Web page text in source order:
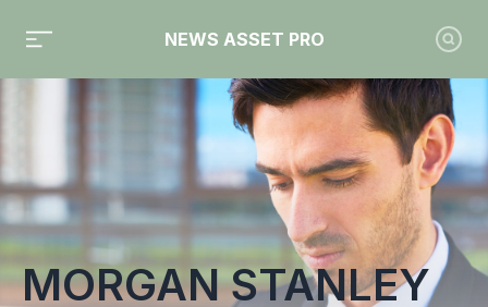
NEWS ASSET PRO
Toute l'actualité sur le tag "Morgan Stanley"
MORGAN STANLEY